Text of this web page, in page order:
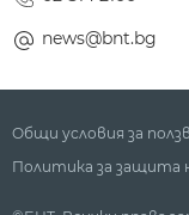
news@bnt.bg
Общи условия за
Политика за защита